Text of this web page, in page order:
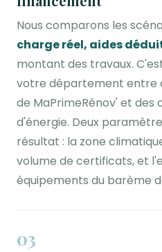
Nous comparons les
charge réel, aides
montant des travaux.
votre département entre
de MaPrimeRénov' et
d'énergie. Deux
résultat : la zone
volume de certificats, et
équipements du barème
03